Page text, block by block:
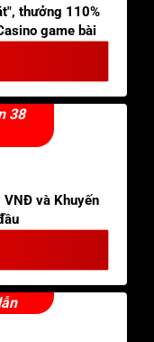
thưởng 110%
game bài
38
và Khuyến